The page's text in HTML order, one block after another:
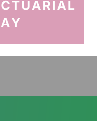
SETTLEMENTS
de Seguros,